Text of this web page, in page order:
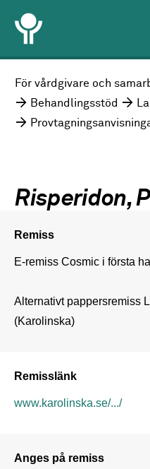
För vårdgivare och
Behandlingsstöd
Risperidon,
Remiss
E-remiss Cosmic i första
Alternativt pappersremiss
(Karolinska)
Remisslänk
www.karolinska.se/.../
Anges på remiss